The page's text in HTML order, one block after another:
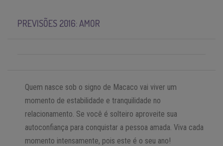
PREVISÕES 2016: AMOR
Quem nasce sob o signo de Macaco vai viver um
momento de estabilidade e tranquilidade no
relacionamento. Se você é solteiro aproveite sua
autoconfiança para conquistar a pessoa amada. Viva cada
momento intensamente, pois este é o seu ano!